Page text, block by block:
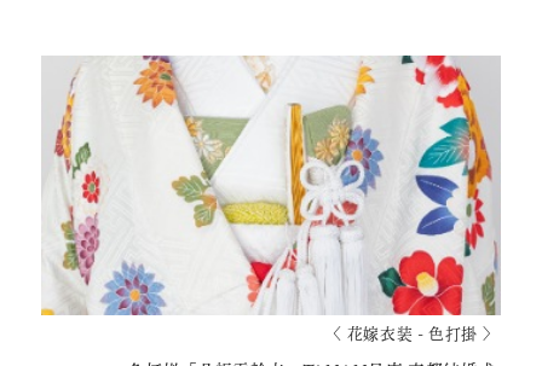
〈 花嫁衣装 - 色打掛 〉